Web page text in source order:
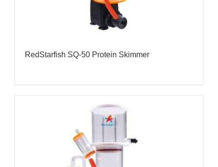
RedStarfish SQ-50 Protein Skimmer